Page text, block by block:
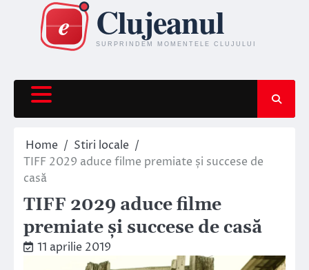
content
Home
Stiri locale
TIFF 2029 aduce filme premiate și succese de
casă
TIFF 2029 aduce filme
premiate și succese de casă
11 aprilie 2019